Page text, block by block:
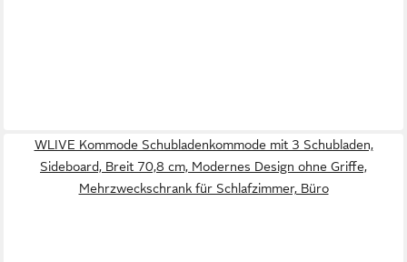
WLIVE Kommode Schubladenkommode mit 3 Schubladen,
Sideboard, Breit 70,8 cm, Modernes Design ohne Griffe,
Mehrzweckschrank für Schlafzimmer, Büro